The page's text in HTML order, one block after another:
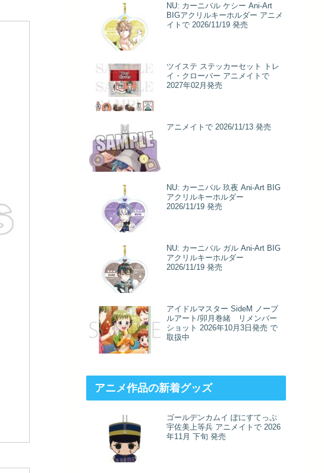
NU: カーニバル ケシー Ani-Art
BIGアクリルキーホルダー アニメ
イトで 2026/11/19 発売
ツイステ ステッカーセット トレ
イ・クローバー アニメイトで
2027年02月発売
アニメイトで 2026/11/13 発売
NU: カーニバル 玖夜 Ani-Art BIG
アクリルキーホルダー
2026/11/19 発売
NU: カーニバル ガル Ani-Art BIG
アクリルキーホルダー
2026/11/19 発売
アイドルマスター SideM ノーブ
ルアート/卯月巻緒 リメンバー
ショット 2026年10月3日発売 で
取扱中
アニメ作品の新着グッズ
ゴールデンカムイ ぽにすてっぷ
宇佐美上等兵 アニメイトで 2026
年11月 下旬 発売